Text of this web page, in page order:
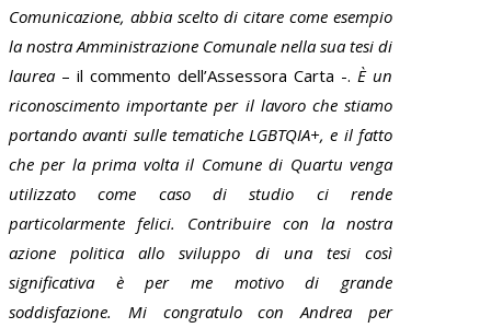
Comunicazione, abbia scelto di citare come esempio
la nostra Amministrazione Comunale nella sua tesi di
laurea – il commento dell’Assessora Carta -. È un
riconoscimento importante per il lavoro che stiamo
portando avanti sulle tematiche LGBTQIA+, e il fatto
che per la prima volta il Comune di Quartu venga
utilizzato come caso di studio ci rende
particolarmente felici. Contribuire con la nostra
azione politica allo sviluppo di una tesi così
significativa è per me motivo di grande
soddisfazione. Mi congratulo con Andrea per